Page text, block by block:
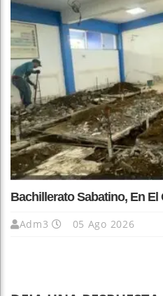
Bachillerato Sabatino, En
Adm3 05 Ago 2026